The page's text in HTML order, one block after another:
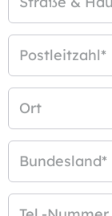
Postleitzahl*
Ort
Bundesland*